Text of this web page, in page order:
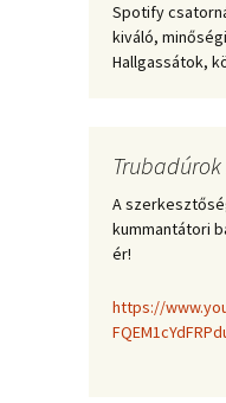
Spotify
kiváló,
Hallgassátok,
A
kummantátori
ér!
https://